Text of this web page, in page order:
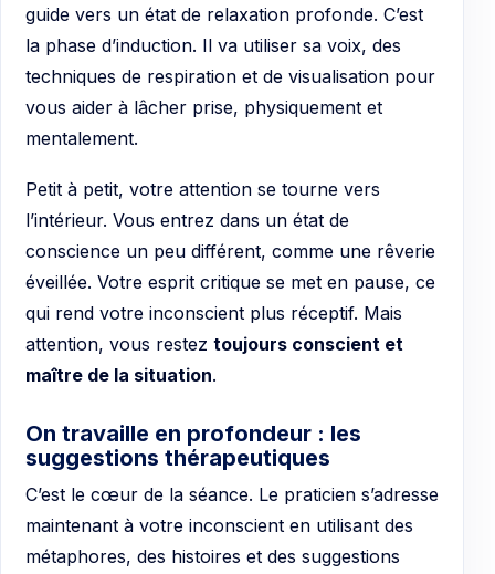
guide vers un état de relaxation profonde. C’est
la phase d’induction. Il va utiliser sa voix, des
techniques de respiration et de visualisation pour
vous aider à lâcher prise, physiquement et
mentalement.
Petit à petit, votre attention se tourne vers
l’intérieur. Vous entrez dans un état de
conscience un peu différent, comme une rêverie
éveillée. Votre esprit critique se met en pause, ce
qui rend votre inconscient plus réceptif. Mais
attention, vous restez toujours conscient et
maître de la situation.
On travaille en profondeur : les
suggestions thérapeutiques
C’est le cœur de la séance. Le praticien s’adresse
maintenant à votre inconscient en utilisant des
métaphores, des histoires et des suggestions